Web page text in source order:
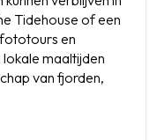
Tidehouse of een
en
maaltijden
van fjorden,